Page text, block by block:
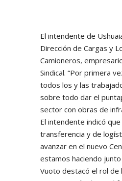
El intendente de
Dirección de Cargas y
Camioneros,
Sindical. “Por primera
todos los y las
sobre todo dar el
sector con obras de
El intendente indicó
transferencia y de
avanzar en el nuevo
estamos haciendo
Vuoto destacó el rol de